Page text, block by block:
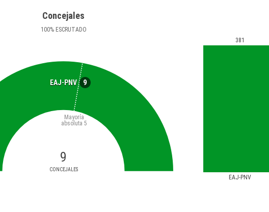
Concejales
100%ESCRUTADO
EAJ-PNV 9
9
CONCEJALES
Mayoría
absoluta 5
EAJ-PNV
381